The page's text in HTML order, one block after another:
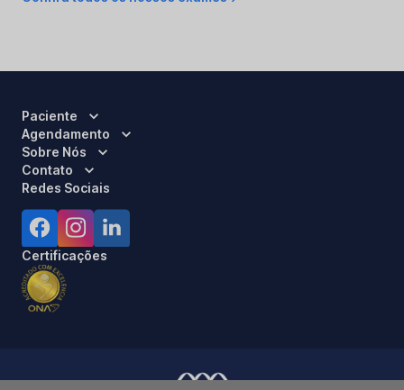
Paciente
Agendamento
Sobre Nós
Contato
Redes Sociais
Certificações